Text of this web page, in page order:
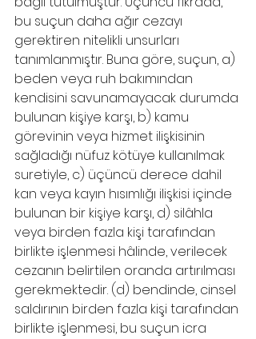
bu suçun daha ağır cezayı
gerektiren nitelikli unsurları
tanımlanmıştır. Buna göre, suçun, a)
beden veya ruh bakımından
kendisini savunamayacak durumda
bulunan kişiye karşı, b) kamu
görevinin veya hizmet ilişkisinin
sağladığı nüfuz kötüye kullanılmak
suretiyle, c) üçüncü derece dahil
kan veya kayın hısımlığı ilişkisi içinde
bulunan bir kişiye karşı, d) silâhla
veya birden fazla kişi tarafından
birlikte işlenmesi hâlinde, verilecek
cezanın belirtilen oranda artırılması
gerekmektedir. (d) bendinde, cinsel
saldırının birden fazla kişi tarafından
birlikte işlenmesi, bu suçun icra